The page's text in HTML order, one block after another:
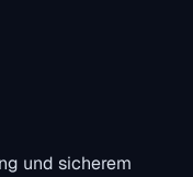
und sicherem